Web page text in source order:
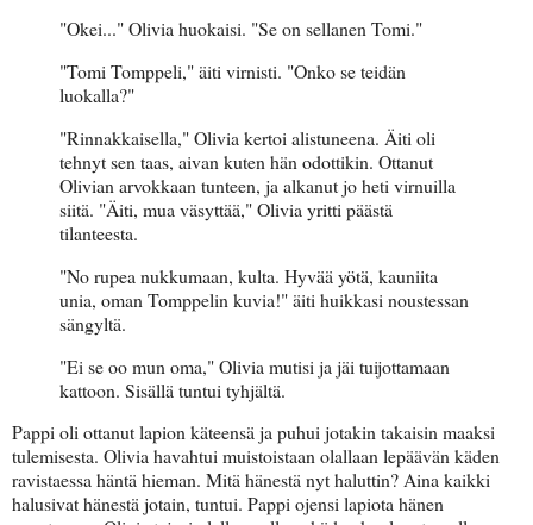
"Okei..." Olivia huokaisi. "Se on sellanen Tomi."
"Tomi Tomppeli," äiti virnisti. "Onko se teidän
luokalla?"
"Rinnakkaisella," Olivia kertoi alistuneena. Äiti oli
tehnyt sen taas, aivan kuten hän odottikin. Ottanut
Olivian arvokkaan tunteen, ja alkanut jo heti virnuilla
siitä. "Äiti, mua väsyttää," Olivia yritti päästä
tilanteesta.
"No rupea nukkumaan, kulta. Hyvää yötä, kauniita
unia, oman Tomppelin kuvia!" äiti huikkasi noustessan
sängyltä.
"Ei se oo mun oma," Olivia mutisi ja jäi tuijottamaan
kattoon. Sisällä tuntui tyhjältä.
Pappi oli ottanut lapion käteensä ja puhui jotakin takaisin maaksi
tulemisesta. Olivia havahtui muistoistaan olallaan lepäävän käden
ravistaessa häntä hieman. Mitä hänestä nyt haluttin? Aina kaikki
halusivat hänestä jotain, tuntui. Pappi ojensi lapiota hänen